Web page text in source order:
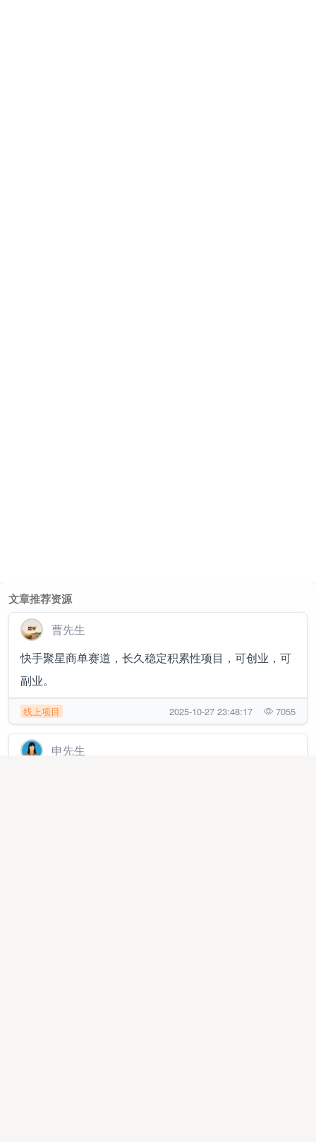
文章推荐资源
曹先生
快手聚星商单赛道，长久稳定积累性项目，可创业，可
副业。
线上项目 2025-10-27 23:48:17 7055
申先生